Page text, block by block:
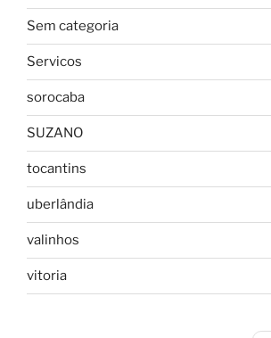
Sem categoria
Servicos
sorocaba
SUZANO
tocantins
uberlândia
valinhos
vitoria